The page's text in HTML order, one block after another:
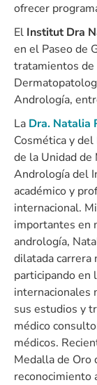
ofrecer
El Institut Dra
en el Paseo de
tratamientos de
Andrología,
La Dra. Natalia
Cosmética y
de la Unidad de
Andrología del
académico y
internacional.
importantes en
andrología,
dilatada carrera
participando en
internacionales
sus estudios y
médico
médicos.
Medalla de Oro
reconocimiento